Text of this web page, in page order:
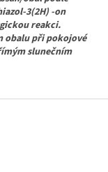
3(2H) -on
reakci.
obalu při pokojové
slunečním